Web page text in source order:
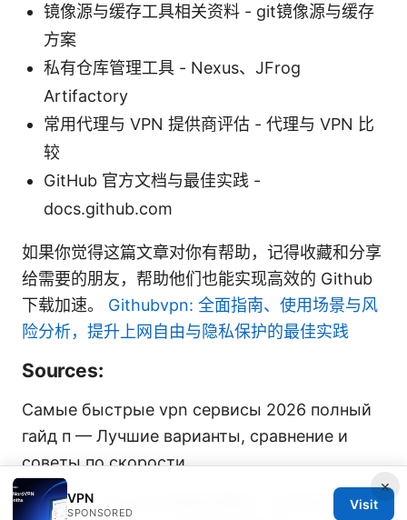
镜像源与缓存工具相关资料 - git镜像源与缓存
方案
私有仓库管理工具 - Nexus、JFrog
Artifactory
常用代理与 VPN 提供商评估 - 代理与 VPN 比
较
GitHub 官方文档与最佳实践 -
docs.github.com
如果你觉得这篇文章对你有帮助，记得收藏和分享
给需要的朋友，帮助他们也能实现高效的 Github
下载加速。 Githubvpn: 全面指南、使用场景与风
险分析，提升上网自由与隐私保护的最佳实践
Sources:
Самые быстрые vpn сервисы 2026 полный
гайд п — Лучшие варианты, сравнение и
советы по скорости
订阅地址 v2ray 的详细使用教程：如何获取、导
×
VPN
SPONSORED
Visit